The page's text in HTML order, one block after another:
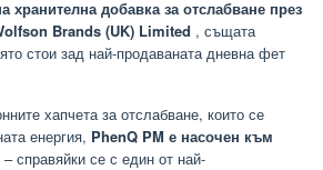
хранителна добавка за отслабване през
Brands (UK) Limited , същата
стои зад най-продаваната дневна фет
хапчета за отслабване, които се
енергия, PhenQ PM е насочен към
– справяйки се с един от най-